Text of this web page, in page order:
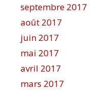
septembre 2017
août 2017
juin 2017
mai 2017
avril 2017
mars 2017